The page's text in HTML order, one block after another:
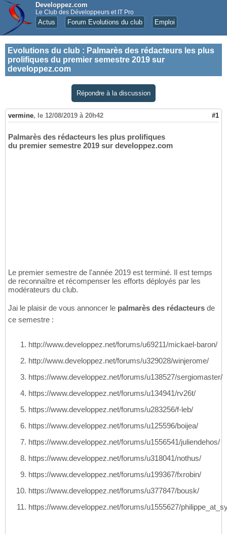
Developpez.com
Le Club des Développeurs et IT Pro
Actus Forum Evolutions du club Emploi
Evolutions du club : Palmarès des rédacteurs les plus
prolifiques du premier semestre 2019 sur
developpez.com
Répondre à la discussion
vermine, le 12/08/2019 à 20h42 #1
Palmarès des rédacteurs les plus prolifiques
du premier semestre 2019 sur developpez.com
Le premier semestre de l'année 2019 est terminé. Il est temps
de reconnaître et récompenser les efforts déployés par les
modérateurs du club.
Jai le plaisir de vous annoncer le palmarès des rédacteurs de
ce semestre :
http://www.developpez.net/forums/u69211/mickael-baron/
http://www.developpez.net/forums/u329028/winjerome/
https://www.developpez.net/forums/u138527/sergiomaster/
https://www.developpez.net/forums/u134941/rv26t/
https://www.developpez.net/forums/u283256/f-leb/
https://www.developpez.net/forums/u125596/boijea/
https://www.developpez.net/forums/u1556541/juliendehos/
https://www.developpez.net/forums/u318041/nothus/
https://www.developpez.net/forums/u199367/fxrobin/
https://www.developpez.net/forums/u377847/bousk/
https://www.developpez.net/forums/u1555627/